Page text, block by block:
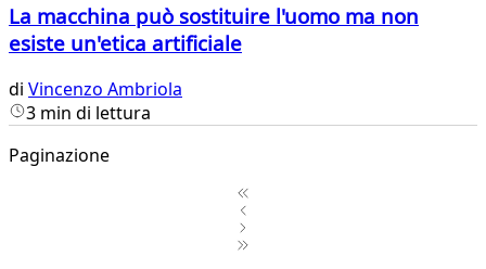
La macchina può sostituire l'uomo ma non
esiste un'etica artificiale
di Vincenzo Ambriola
3 min di lettura
Paginazione